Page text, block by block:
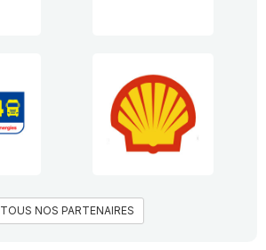
TOUS NOS PARTENAIRES